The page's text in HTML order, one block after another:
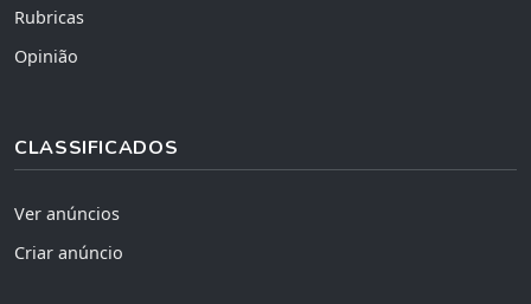
Rubricas
Opinião
CLASSIFICADOS
Ver anúncios
Criar anúncio